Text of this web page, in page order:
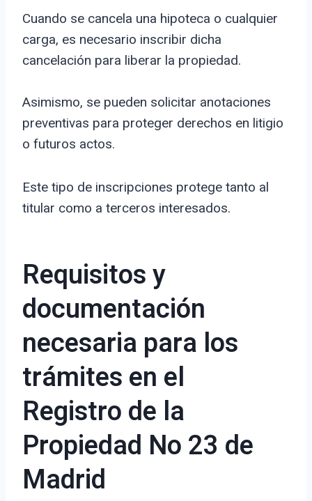
Cuando se cancela una hipoteca o cualquier
carga, es necesario inscribir dicha
cancelación para liberar la propiedad.
Asimismo, se pueden solicitar anotaciones
preventivas para proteger derechos en litigio
o futuros actos.
Este tipo de inscripciones protege tanto al
titular como a terceros interesados.
Requisitos y
documentación
necesaria para los
trámites en el
Registro de la
Propiedad No 23 de
Madrid